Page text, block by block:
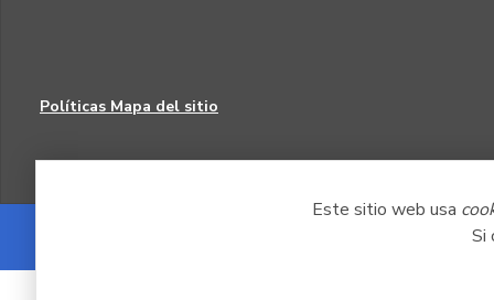
Este sitio web usa
Si
Políticas Mapa del sitio